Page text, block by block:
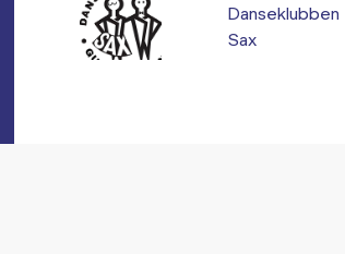
Danseklubben
Sax